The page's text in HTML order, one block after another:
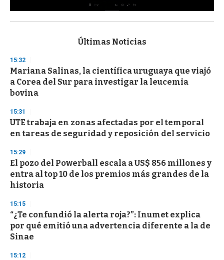
s
d
s
o
f
3
s
e
c
o
d
s
Últimas Noticias
15:32
Mariana Salinas, la científica uruguaya que viajó
a Corea del Sur para investigar la leucemia
bovina
15:31
UTE trabaja en zonas afectadas por el temporal
en tareas de seguridad y reposición del servicio
15:29
El pozo del Powerball escala a US$ 856 millones y
entra al top 10 de los premios más grandes de la
historia
15:15
“¿Te confundió la alerta roja?”: Inumet explica
por qué emitió una advertencia diferente a la de
Sinae
15:12